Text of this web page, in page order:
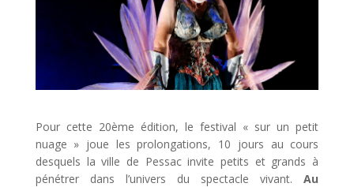
Pour cette 20ème édition, le festival « sur un petit
nuage » joue les prolongations, 10 jours au cours
desquels la ville de Pessac invite petits et grands à
pénétrer dans l’univers du spectacle vivant.Au